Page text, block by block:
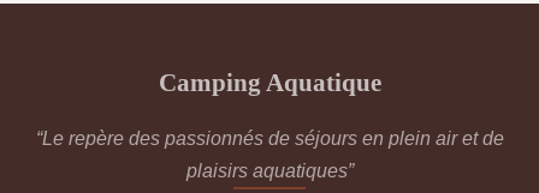
Camping Aquatique
“Le repère des passionnés de séjours en plein air et de
plaisirs aquatiques”